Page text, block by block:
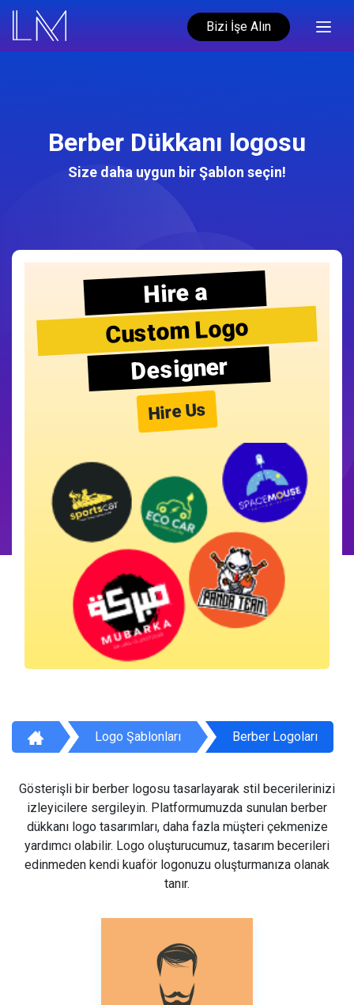
Bizi İşe Alın
Berber Dükkanı logosu
Size daha uygun bir Şablon seçin!
Hire a
Custom Logo
Designer
Hire Us
Logo Şablonları Berber Logoları
Gösterişli bir berber logosu tasarlayarak stil becerilerinizi
izleyicilere sergileyin. Platformumuzda sunulan berber
dükkanı logo tasarımları, daha fazla müşteri çekmenize
yardımcı olabilir. Logo oluşturucumuz, tasarım becerileri
edinmeden kendi kuaför logonuzu oluşturmanıza olanak
tanır.